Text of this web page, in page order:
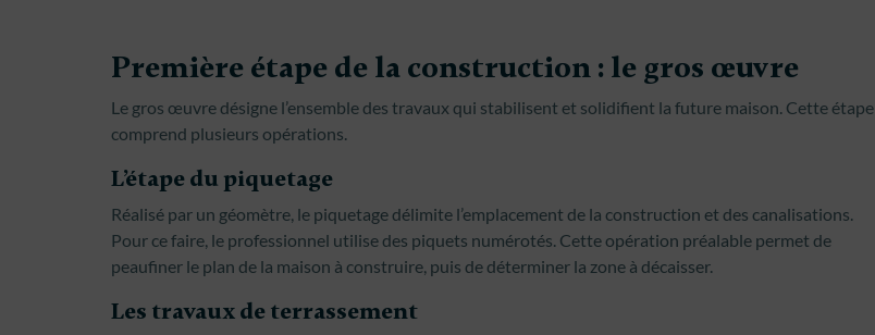
Première étape de la construction : le gros œuvre
Le gros œuvre désigne l’ensemble des travaux qui stabilisent et solidifient la future maison. Cette étape
comprend plusieurs opérations.
L’étape du piquetage
Réalisé par un géomètre, le piquetage délimite l’emplacement de la construction et des canalisations.
Pour ce faire, le professionnel utilise des piquets numérotés. Cette opération préalable permet de
peaufiner le plan de la maison à construire, puis de déterminer la zone à décaisser.
Les travaux de terrassement